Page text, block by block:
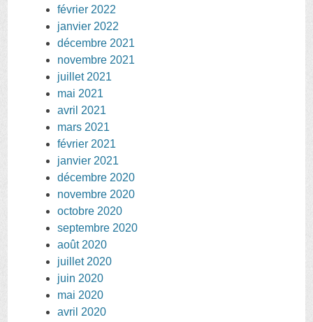
février 2022
janvier 2022
décembre 2021
novembre 2021
juillet 2021
mai 2021
avril 2021
mars 2021
février 2021
janvier 2021
décembre 2020
novembre 2020
octobre 2020
septembre 2020
août 2020
juillet 2020
juin 2020
mai 2020
avril 2020